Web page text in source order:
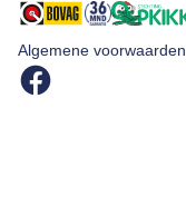
Algemene voorwaarden